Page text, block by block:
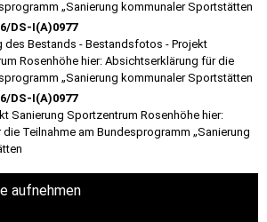
„Sanierung kommunaler Sportstätten
DS-I(A)0977
des Bestands - Bestandsfotos - Projekt
Rosenhöhe hier: Absichtserklärung für die
„Sanierung kommunaler Sportstätten
DS-I(A)0977
Sanierung Sportzentrum Rosenhöhe hier:
Teilnahme am Bundesprogramm „Sanierung
aufnehmen